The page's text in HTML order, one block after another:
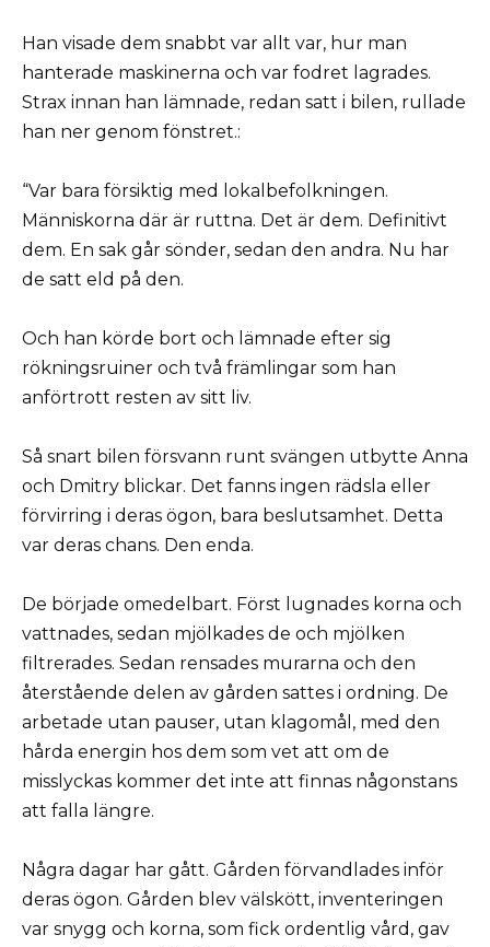
Han visade dem snabbt var allt var, hur man
hanterade maskinerna och var fodret lagrades.
Strax innan han lämnade, redan satt i bilen, rullade
han ner genom fönstret.:
“Var bara försiktig med lokalbefolkningen.
Människorna där är ruttna. Det är dem. Definitivt
dem. En sak går sönder, sedan den andra. Nu har
de satt eld på den.
Och han körde bort och lämnade efter sig
rökningsruiner och två främlingar som han
anförtrott resten av sitt liv.
Så snart bilen försvann runt svängen utbytte Anna
och Dmitry blickar. Det fanns ingen rädsla eller
förvirring i deras ögon, bara beslutsamhet. Detta
var deras chans. Den enda.
De började omedelbart. Först lugnades korna och
vattnades, sedan mjölkades de och mjölken
filtrerades. Sedan rensades murarna och den
återstående delen av gården sattes i ordning. De
arbetade utan pauser, utan klagomål, med den
hårda energin hos dem som vet att om de
misslyckas kommer det inte att finnas någonstans
att falla längre.
Några dagar har gått. Gården förvandlades inför
deras ögon. Gården blev välskött, inventeringen
var snygg och korna, som fick ordentlig vård, gav